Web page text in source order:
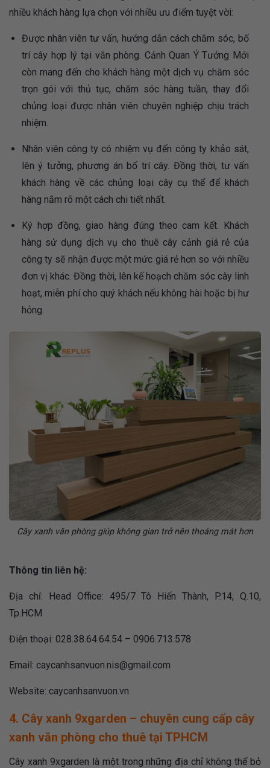
nhiều khách hàng lựa chọn với nhiều ưu điểm tuyệt vời:
Được nhân viên tư vấn, hướng dẫn cách chăm sóc, bố
trí cây hợp lý tại văn phòng. Cảnh Quan Ý Tưởng Mới
còn mang đến cho khách hàng một dịch vụ chăm sóc
trọn gói với thủ tục, chăm sóc hàng tuần, thay đổi
chủng loại được nhân viên chuyên nghiệp chịu trách
nhiệm.
Nhân viên công ty có nhiệm vụ đến công ty khảo sát,
lên ý tưởng, phương án bố trí cây. Đồng thời, tư vấn
khách hàng về các chủng loại cây cụ thể để khách
hàng nắm rõ một cách chi tiết nhất.
Ký hợp đồng, giao hàng đúng theo cam kết. Khách
hàng sử dụng dịch vụ cho thuê cây cảnh giá rẻ của
công ty sẽ nhận được một mức giá rẻ hơn so với nhiều
đơn vị khác. Đồng thời, lên kế hoạch chăm sóc cây linh
hoạt, miễn phí cho quý khách nếu không hài hoặc bị hư
hỏng.
Cây xanh văn phòng giúp không gian trở nên thoáng mát hơn
Thông tin liên hệ:
Địa chỉ: Head Office: 495/7 Tô Hiến Thành, P.14, Q.10,
Tp.HCM
Điện thoại: 028.38.64.64.54 – 0906.713.578
Email: caycanhsanvuon.nis@gmail.com
Website: caycanhsanvuon.vn
4. Cây xanh 9xgarden – chuyên cung cấp cây
xanh văn phòng cho thuê tại TPHCM
Cây xanh 9xgarden là một trong những địa chỉ không thể bỏ